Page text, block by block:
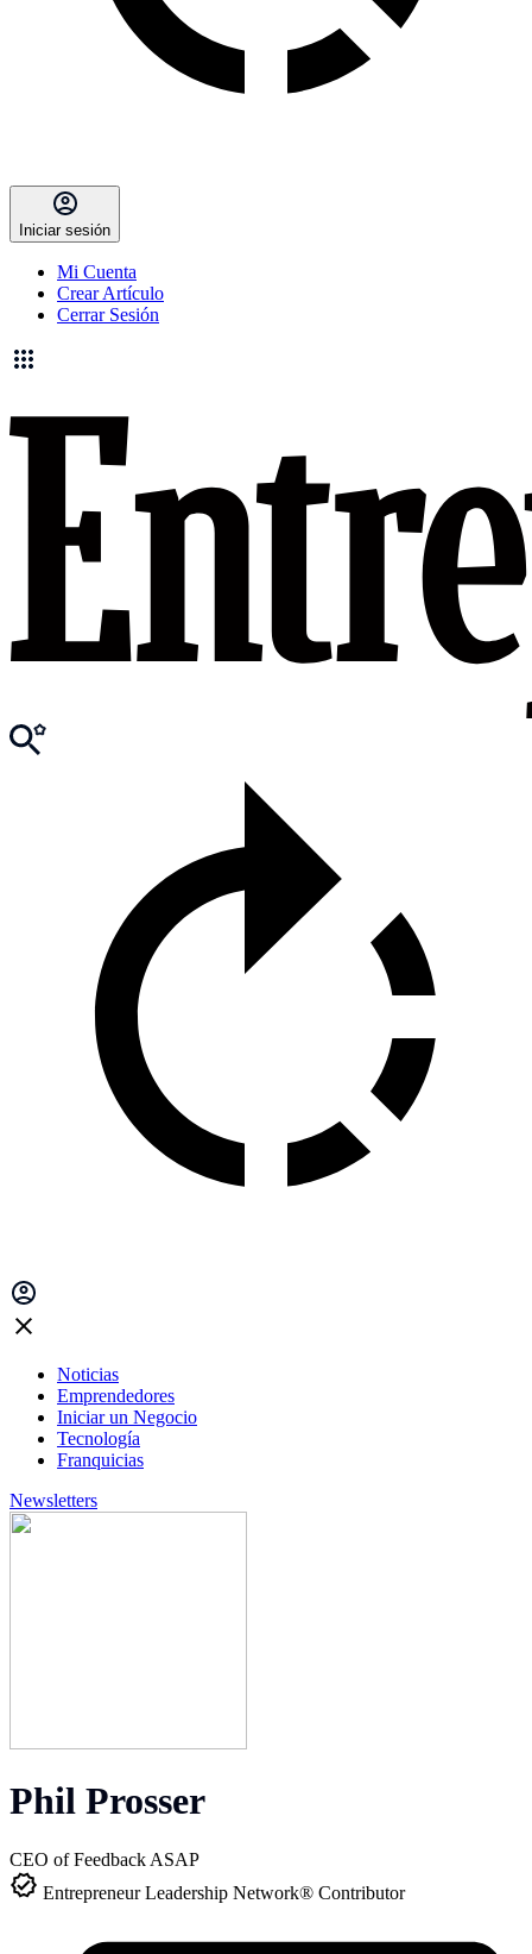
Iniciar sesión
Mi Cuenta
Crear Artículo
Cerrar Sesión
Noticias
Emprendedores
Iniciar un Negocio
Tecnología
Franquicias
Newsletters
Phil Prosser
CEO of Feedback ASAP
Entrepreneur Leadership Network® Contributor